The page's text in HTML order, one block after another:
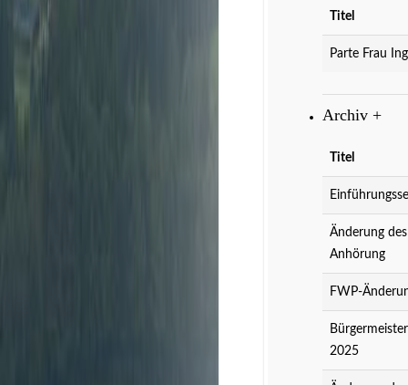
Titel
Parte Frau
Archiv +
Titel
Änderung
Anhörung
FWP-
2025